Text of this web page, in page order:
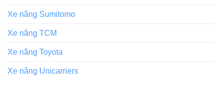
Xe nâng Sumitomo
Xe nâng TCM
Xe nâng Toyota
Xe nâng Unicarriers